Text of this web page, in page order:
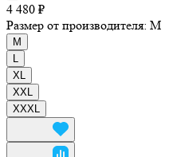
4 480 ₽
Размер от производителя: M
M
XL
XXL
XXXL